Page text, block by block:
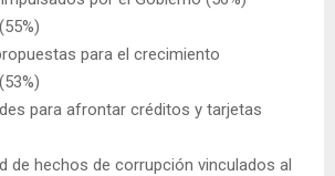
para el crecimiento
para afrontar créditos y tarjetas
de hechos de corrupción vinculados al